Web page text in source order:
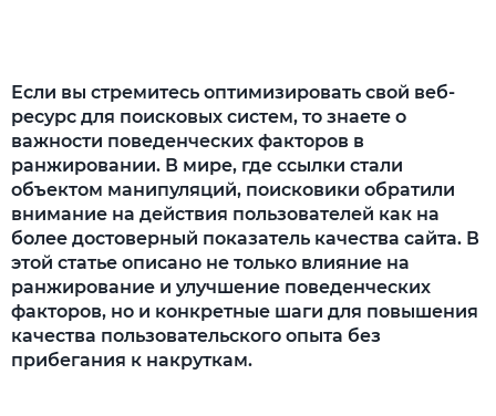
Если вы стремитесь оптимизировать свой веб-
ресурс для поисковых систем, то знаете о
важности поведенческих факторов в
ранжировании. В мире, где ссылки стали
объектом манипуляций, поисковики обратили
внимание на действия пользователей как на
более достоверный показатель качества сайта. В
этой статье описано не только влияние на
ранжирование и улучшение поведенческих
факторов, но и конкретные шаги для повышения
качества пользовательского опыта без
прибегания к накруткам.
коммерческих сайтов
Улучшение юзабилити: когда каждый клик
– важный шаг
Погружение в детали
Коммерческие факторы: путь к доверию
Вовлечение пользователей (UGC):
освежите свой контент с мнением вашей
аудитории